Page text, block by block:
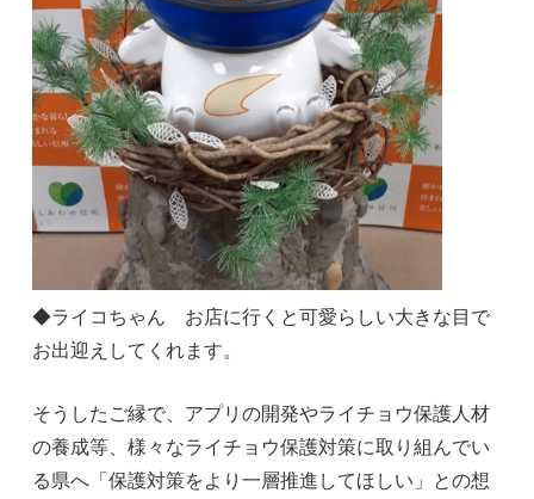
◆ライコちゃん お店に行くと可愛らしい大きな目で
お出迎えしてくれます。
そうしたご縁で、アプリの開発やライチョウ保護人材
の養成等、様々なライチョウ保護対策に取り組んでい
る県へ「保護対策をより一層推進してほしい」との想